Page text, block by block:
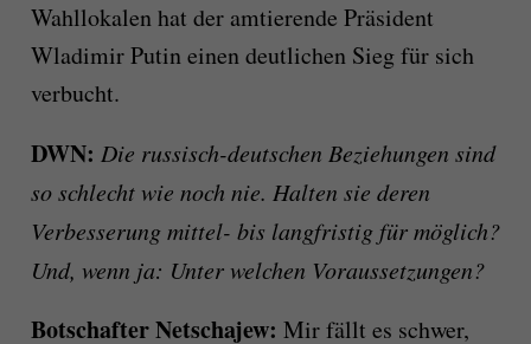
Wahllokalen hat der amtierende Präsident
Wladimir Putin einen deutlichen Sieg für sich
verbucht.
DWN: Die russisch-deutschen Beziehungen sind
so schlecht wie noch nie. Halten sie deren
Verbesserung mittel- bis langfristig für möglich?
Und, wenn ja: Unter welchen Voraussetzungen?
Botschafter Netschajew: Mir fällt es schwer,